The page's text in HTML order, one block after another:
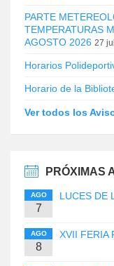
PARTE
TEMPERATURAS
AGOSTO 2026 27
Horarios
Horario de la
Ver todos los
PRÓXIMAS
AGO
7
LUCES DE
AGO
8
XVII FERIA